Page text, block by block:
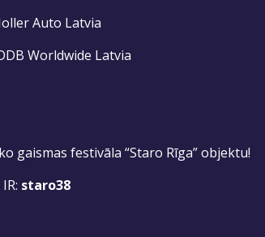
Auto Latvia
Worldwide Latvia
gaismas festivāla “Staro Rīga” objektu!
staro38